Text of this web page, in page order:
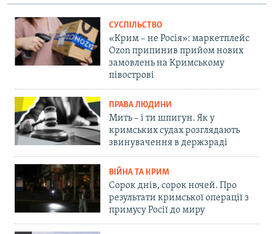
СУСПІЛЬСТВО
«Крим – не Росія»: маркетплейс
Ozon припинив прийом нових
замовлень на Кримському
півострові
ПРАВА ЛЮДИНИ
Мить – і ти шпигун. Як у
кримських судах розглядають
звинувачення в держзраді
ВІЙНА ТА КРИМ
Сорок днів, сорок ночей. Про
результати кримської операції з
примусу Росії до миру